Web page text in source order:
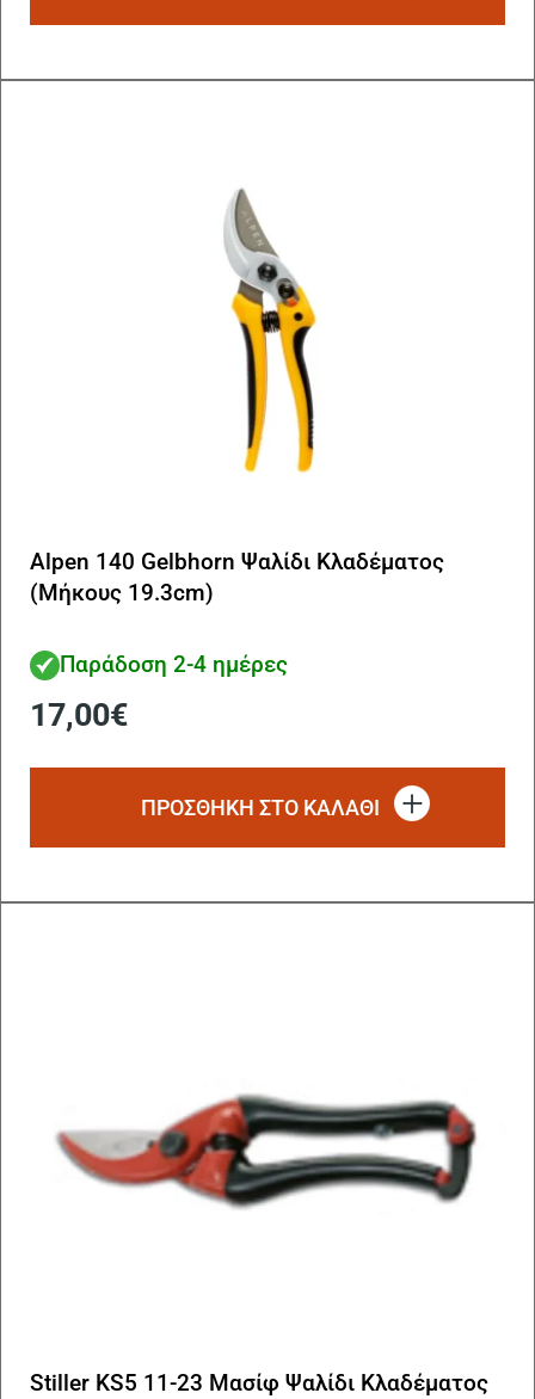
Alpen 140 Gelbhorn Ψαλίδι Κλαδέματος
(Μήκους 19.3cm)
Παράδοση 2-4 ημέρες
17,00€
ΠΡΟΣΘΗΚΗ ΣΤΟ ΚΑΛΑΘΙ
Stiller KS5 11-23 Μασίφ Ψαλίδι Κλαδέματος